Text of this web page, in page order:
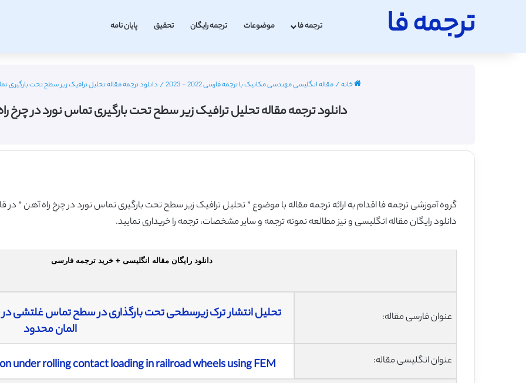
ترجمه فا ترجمه فا موضوعات ترجمه رایگان تحقیق پایان نامه
خانه/مقاله انگلیسی مهندسی مکانیک با ترجمه فارسی 2022 - 2023 / دانلود ترجمه مقاله تحلیل ترافیک زیر سطح تحت بارگیری
دانلود ترجمه مقاله تحلیل ترافیک زیر سطح تحت بارگیری تماس نورد در چرخ
گروه آموزشی ترجمه فا اقدام به ارائه ترجمه مقاله با موضوع ” تحلیل ترافیک زیر سطح تحت بارگیری تماس نورد در چرخ راه آهن ”
دانلود رایگان مقاله انگلیسی و نیز مطالعه نمونه ترجمه و سایر مشخصات، ترجمه را خریداری نمایید.
دانلود رایگان مقاله انگلیسی + خرید ترجمه فارسی
عنوان فارسی مقاله:
تحلیل انتشار ترک زیرسطحی تحت بارگذاری در سطح تماس غلتشی
المان محدود
عنوان انگلیسی مقاله: under rolling contact loading in railroad wheels using FEM